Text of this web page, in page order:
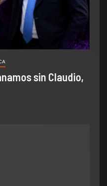
sin Claudio,